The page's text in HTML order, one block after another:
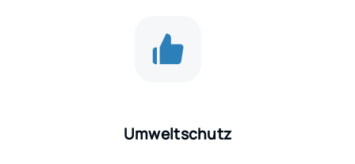
Umweltschutz